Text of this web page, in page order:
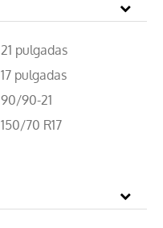
21 pulgadas
17 pulgadas
90/90-21
150/70 R17